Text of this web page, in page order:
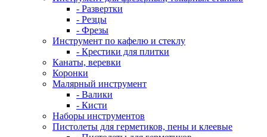
- Развертки
- Резцы
- Фрезы
Инструмент по кафелю и стеклу
- Крестики для плитки
Канаты, веревки
Коронки
Малярный инструмент
- Валики
- Кисти
Наборы инструментов
Пистолеты для герметиков, пены и клеевые